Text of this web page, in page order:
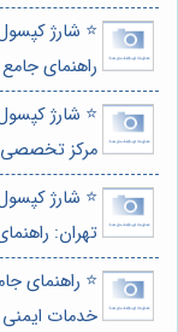
⭐️ شارژ
راهنمای
⭐️ شارژ
مرکز تخصصی
⭐️ شارژ
تهران:
⭐️ راهنمای
خدمات